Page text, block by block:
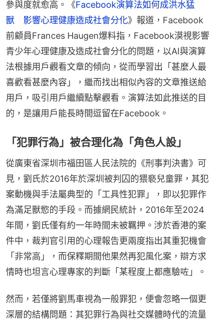
參與度就愈高。《Facebook演算法如何成洪水猛
獸　影響心理健康造成社會分化》報道，Facebook
前顧員Frances Haugen爆料指，Facebook漠視影響
青少年心理健康及造成社會分化的問題，以AI與演算
法根據用戶觀看文章的傾向，從而學習出「甚麼人最
喜歡看甚麼內容」，繼而找出相似內容的文章推送給
用戶，吸引用戶繼續點擊觀看。演算法如此推送的目
的，是讓用戶能長時間逗留在Facebook。
「犯罪行為」被合理化為「角色人設」
從廣東省深圳市福田區人民法院的《刑事判決書》可
見，劉氏於2016年於深圳被判囚的猥褻兒童罪，其犯
案動機與手法屬典型的「工具性犯罪」，即以犯罪作
為滿足獸慾的手段。而據網民統計，2016年至2024
年間，劉氏僅有約一年時間未被羈押。涉於香港的案
件中，裁判官引用的心理報告更兩度指出其重犯機會
「非常高」，而保釋期間他果然再犯風化案，辯方求
情時也坦言心理專家的判斷「某程度上都應驗咗」。
然而，若僅將劉馬車視為一般罪犯，便會忽略一個更
深層的結構問題：其犯罪行為與社交媒體時代的流量